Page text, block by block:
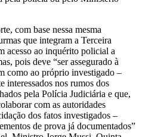
com base nessa mesma
que integram a Terceira
acesso ao inquérito policial a
pois deve “ser assegurado à
como ao próprio investigado –
interessados nos rumos dos
pela Polícia Judiciária e que,
com as autoridades
dos fatos investigados –
de prova já documentados”